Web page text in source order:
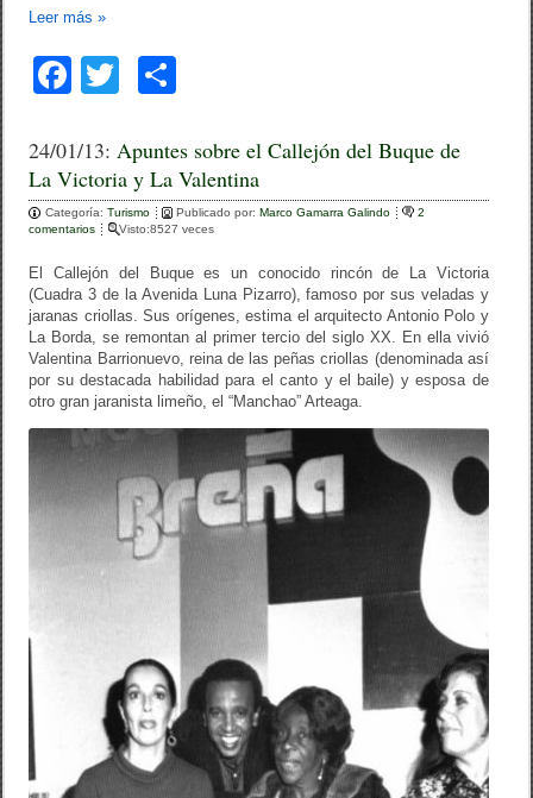
Leer más»
F
c
e
b
o
o
k
tt
er
m
p
ar
tir
24/01/13:Apuntes sobre el Callejón del Buque de
La Victoria y La Valentina
Categoría:Turismo Publicado por:Marco Gamarra Galindo
2
comentarios
Visto:8527 veces
El Callejón del Buque es un conocido rincón de La Victoria
(Cuadra 3 de la Avenida Luna Pizarro), famoso por sus veladas y
jaranas criollas. Sus orígenes, estima el arquitecto Antonio Polo y
La Borda, se remontan al primer tercio del siglo XX. En ella vivió
Valentina Barrionuevo, reina de las peñas criollas (denominada así
por su destacada habilidad para el canto y el baile) y esposa de
otro gran jaranista limeño, el “Manchao” Arteaga.